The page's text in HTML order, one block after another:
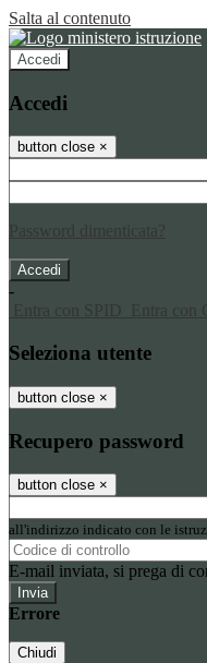
Salta al contenuto
Accedi
Accedi
button close ×
Password dimenticata?
-
Entra con SPID
Entra con
Seleziona utente
button close ×
Recupero password
button close ×
all'indirizzo indicato con le
E-mail inviata, si prega di
Errore
Chiudi